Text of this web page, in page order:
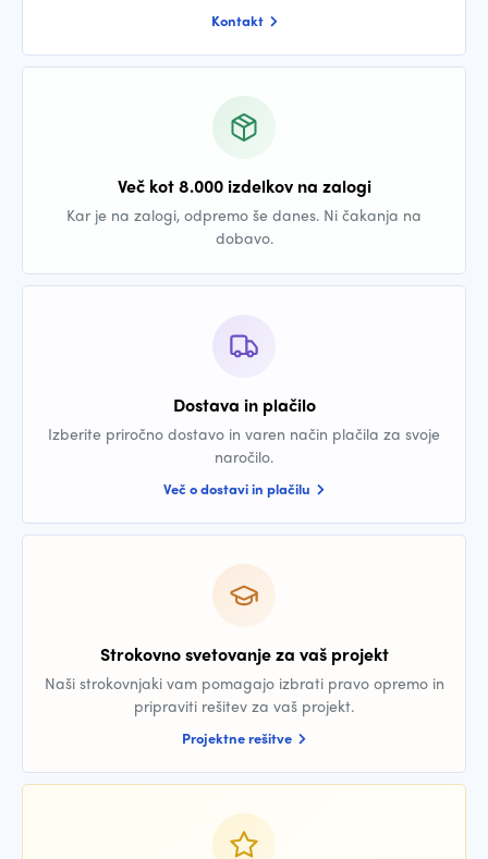
Kontakt
Več kot 8.000 izdelkov na zalogi
Kar je na zalogi, odpremo še danes. Ni čakanja na
dobavo.
Dostava in plačilo
Izberite priročno dostavo in varen način plačila za svoje
naročilo.
Več o dostavi in plačilu
Strokovno svetovanje za vaš projekt
Naši strokovnjaki vam pomagajo izbrati pravo opremo in
pripraviti rešitev za vaš projekt.
Projektne rešitve